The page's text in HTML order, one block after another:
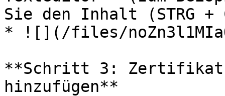
Sie den Inhalt (STRG +
* ![](/files/
**Schritt 3: Zertifikat
hinzufügen**